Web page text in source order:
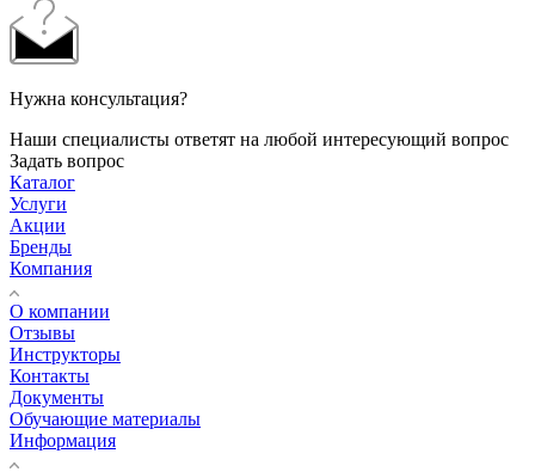
Нужна консультация?
Наши специалисты ответят на любой интересующий вопрос
Задать вопрос
Каталог
Услуги
Акции
Бренды
Компания
О компании
Отзывы
Инструкторы
Контакты
Документы
Обучающие материалы
Информация